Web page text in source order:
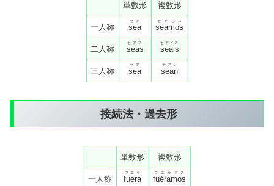
単数形 複数形
一人称 sea
セア
seamos
セアモス
二人称 seas
セアス
seáis
セアイス
三人称 sea
セア
sean
セアン
接続法・過去形
単数形 複数形
一人称 fuera
フエラ
fuéramos
フエラモス